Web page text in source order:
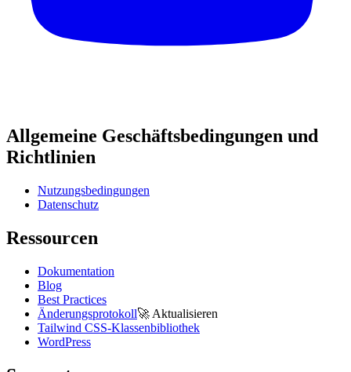
Allgemeine Geschäftsbedingungen und
Richtlinien
Nutzungsbedingungen
Datenschutz
Ressourcen
Dokumentation
Blog
Best Practices
Änderungsprotokoll🚀 Aktualisieren
Tailwind CSS-Klassenbibliothek
WordPress